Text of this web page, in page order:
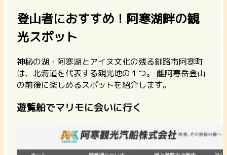
登山者におすすめ！阿寒湖畔の観
光スポット
神秘の湖・阿寒湖とアイヌ文化の残る釧路市阿寒町
は、北海道を代表する観光地の１つ。 雌阿寒岳登山
の前後に楽しめるスポットを紹介します。
遊覧船でマリモに会いに行く